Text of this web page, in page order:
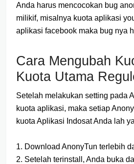
Anda harus mencocokan bug
milikif, misalnya kuota aplikasi
aplikasi facebook maka bug nya
Cara Mengubah
Kuota Utama
Setelah melakukan setting pada
kuota aplikasi, maka setiap
kuota Aplikasi Indosat Anda lah
1. Download AnonyTun terlebih
2. Setelah terinstall, Anda buka